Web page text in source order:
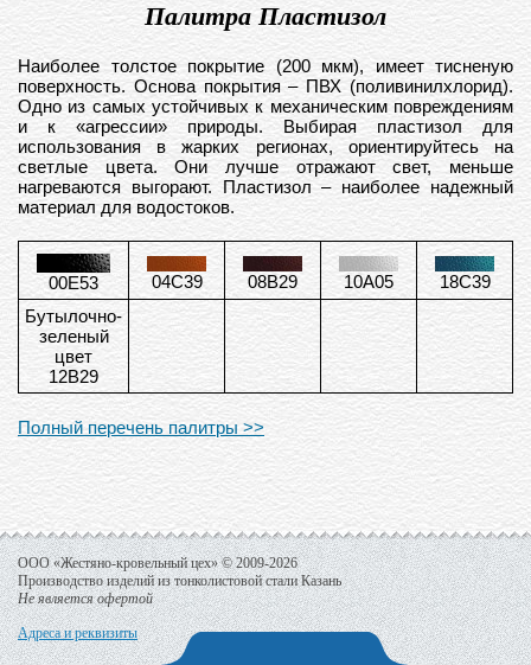
Палитра Пластизол
Наиболее толстое покрытие (200 мкм), имеет тисненую
поверхность. Основа покрытия – ПВХ (поливинилхлорид).
Одно из самых устойчивых к механическим повреждениям
и к «агрессии» природы. Выбирая пластизол для
использования в жарких регионах, ориентируйтесь на
светлые цвета. Они лучше отражают свет, меньше
нагреваются выгорают. Пластизол – наиболее надежный
материал для водостоков.
00Е53 04С39 08В29 10А05
18С39
Бутылочно-
зеленый
цвет
12В29
Полный перечень палитры >>
ООО «Жестяно-кровельный цех» © 2009-2026
Производство изделий из тонколистовой стали Казань
Не является офертой
Адреса и реквизиты